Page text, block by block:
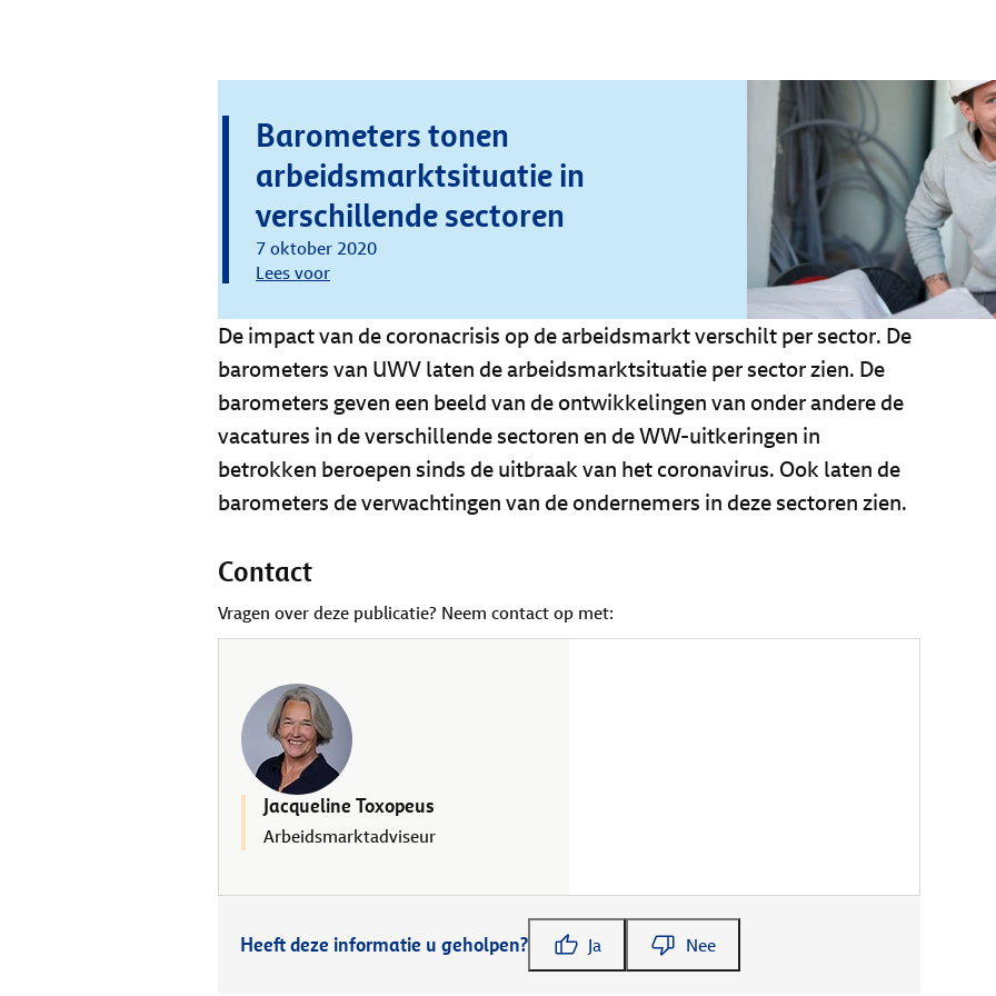
Barometers tonen
arbeidsmarktsituatie in
verschillende sectoren
7 oktober 2020
Lees voor
De impact van de coronacrisis op de arbeidsmarkt verschilt per sector. De
barometers van UWV laten de arbeidsmarktsituatie per sector zien. De
barometers geven een beeld van de ontwikkelingen van onder andere de
vacatures in de verschillende sectoren en de WW-uitkeringen in
betrokken beroepen sinds de uitbraak van het coronavirus. Ook laten de
barometers de verwachtingen van de ondernemers in deze sectoren zien.
Contact
Vragen over deze publicatie? Neem contact op met:
Jacqueline Toxopeus
Arbeidsmarktadviseur
Heeft deze informatie u geholpen? Ja Nee